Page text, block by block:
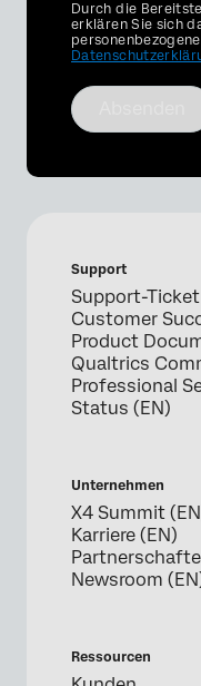
Privacy
Optin
Durch die
erklären Sie sich
Support
Support-
Customer
Product
Qualtrics
Professional
Status (EN)
Unternehmen
X4 Summit
Karriere (EN)
Newsroom
Ressourcen